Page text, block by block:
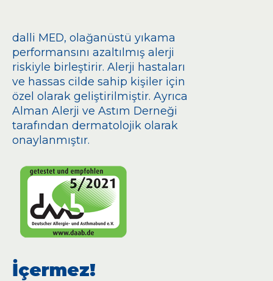
dalli MED, olağanüstü yıkama
performansını azaltılmış alerji
riskiyle birleştirir. Alerji hastaları
ve hassas cilde sahip kişiler için
özel olarak geliştirilmiştir. Ayrıca
Alman Alerji ve Astım Derneği
tarafından dermatolojik olarak
onaylanmıştır.
İçermez!